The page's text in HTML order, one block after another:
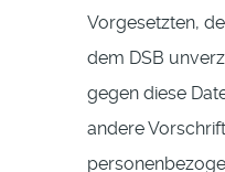
Vorgesetzten,
dem DSB
gegen diese
andere